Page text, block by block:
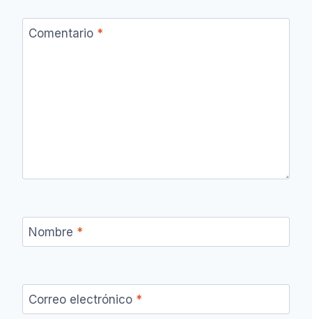
Comentario *
Nombre *
Correo electrónico *